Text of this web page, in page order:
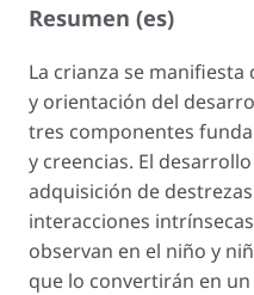
Resumen (es)
La crianza se
y orientación del
tres componentes
y creencias. El
adquisición de
interacciones
observan en el niño y
que lo convertirán en